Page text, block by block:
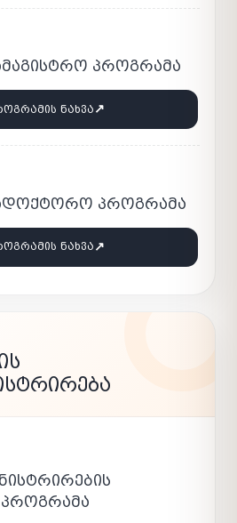
ᲞᲠᲝᲒᲠᲐᲛᲐ
ᲜᲐᲮᲕᲐ ↗
ᲞᲠᲝᲒᲠᲐᲛᲐ
ᲜᲐᲮᲕᲐ ↗